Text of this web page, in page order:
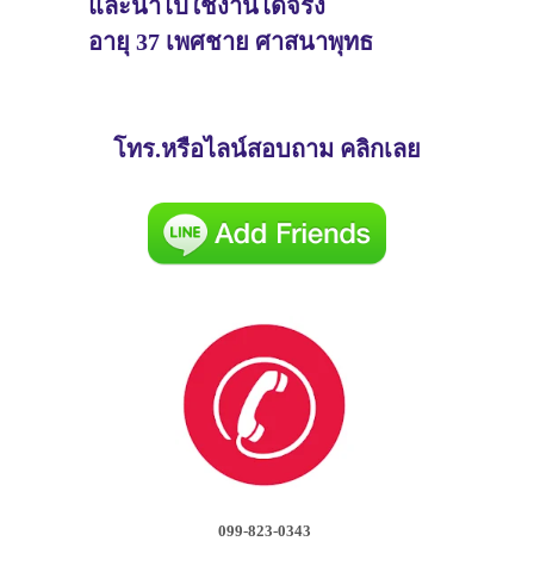
และนำไปใช้งานได้จริง
อายุ 37 เพศชาย ศาสนาพุทธ
โทร.หรือไลน์สอบถาม คลิกเลย
099-823-0343